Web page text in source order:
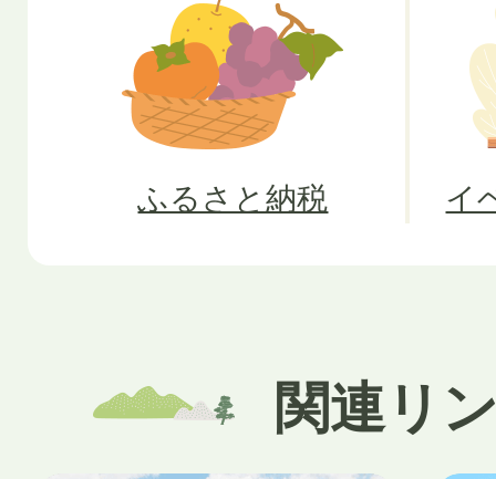
ふるさと納税 イ
関連リ